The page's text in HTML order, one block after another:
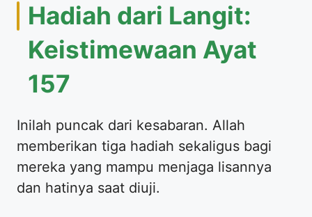
Hadiah dari Langit:
Keistimewaan Ayat
157
Inilah puncak dari kesabaran. Allah
memberikan tiga hadiah sekaligus bagi
mereka yang mampu menjaga lisannya
dan hatinya saat diuji.